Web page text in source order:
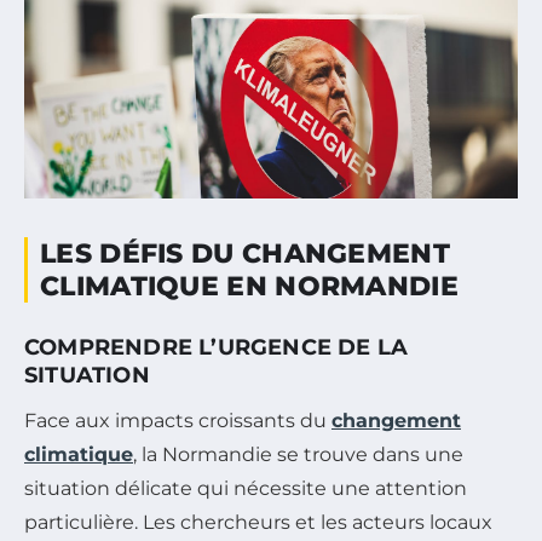
LES DÉFIS DU CHANGEMENT
CLIMATIQUE EN NORMANDIE
COMPRENDRE L’URGENCE DE LA
SITUATION
Face aux impacts croissants du changement
climatique, la Normandie se trouve dans une
situation délicate qui nécessite une attention
particulière. Les chercheurs et les acteurs locaux